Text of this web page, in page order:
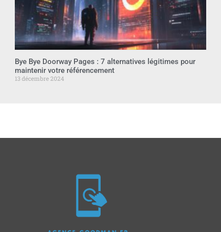
Bye Bye Doorway Pages : 7 alternatives légitimes pour
maintenir votre référencement
13 décembre 2024